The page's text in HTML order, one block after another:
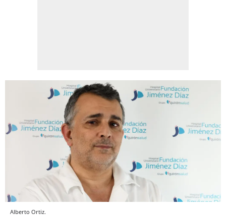
Alberto Ortiz.